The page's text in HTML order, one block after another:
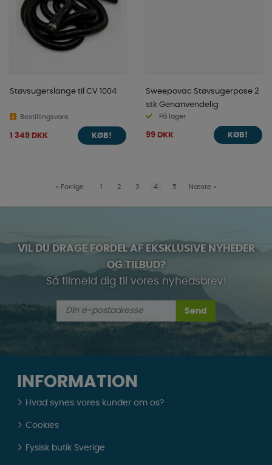
Støvsugerslange til CV 1004
Bestillingsvare
1 349 DKK KØB!
Sweepovac Støvsugerpose 2
stk Genanvendelig
På lager
99 DKK KØB!
« Forrige 1 2 3 4 5 Næste »
VIL DU DRAGE FORDEL AF EKSKLUSIVE NYHEDER
OG TILBUD?
Så tilmeld dig til vores nyhedsbrev!
Send
INFORMATION
Hvad synes vores kunder om os?
Cookies
Fysisk butik Sverige